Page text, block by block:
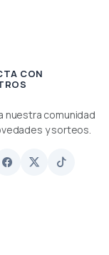
CON
nuestra comunidad
y sorteos.